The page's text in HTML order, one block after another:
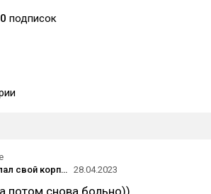
подписок
Как Garpix делал свой корпоративный сайт: больно, дорого, долго 28.04.2023
потом снова больно))